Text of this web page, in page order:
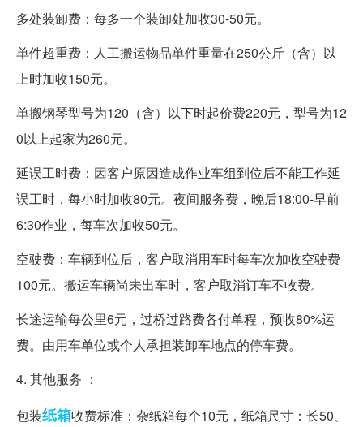
多处装卸费：每多一个装卸处加收30-50元。
单件超重费：人工搬运物品单件重量在250公斤（含）以
上时加收150元。
单搬钢琴型号为120（含）以下时起价费220元，型号为12
0以上起家为260元。
延误工时费：因客户原因造成作业车组到位后不能工作延
误工时，每小时加收80元。夜间服务费，晚后18:00-早前
6:30作业，每车次加收50元。
空驶费：车辆到位后，客户取消用车时每车次加收空驶费
100元。搬运车辆尚未出车时，客户取消订车不收费。
长途运输每公里6元，过桥过路费各付单程，预收80%运
费。由用车单位或个人承担装卸车地点的停车费。
4. 其他服务 ：
包装纸箱收费标准：杂纸箱每个10元，纸箱尺寸：长50、